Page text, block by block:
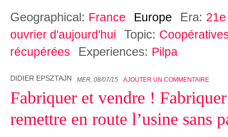
Geographical: France Europe Era:
ouvrier d'aujourd'hui
Topic:
récupérées
Experiences: Pilpa
DIDIER EPSZTAJN MER, 08/07/15 AJOUTER UN COMMENTAIRE
Fabriquer et vendre !
remettre en route l’usine sans